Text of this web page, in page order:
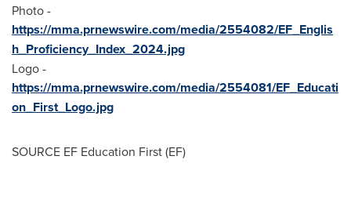
Photo -
https://mma.prnewswire.com/media/2554082/EF_Englis
h_Proficiency_Index_2024.jpg
Logo -
https://mma.prnewswire.com/media/2554081/EF_Educati
on_First_Logo.jpg
SOURCE EF Education First (EF)